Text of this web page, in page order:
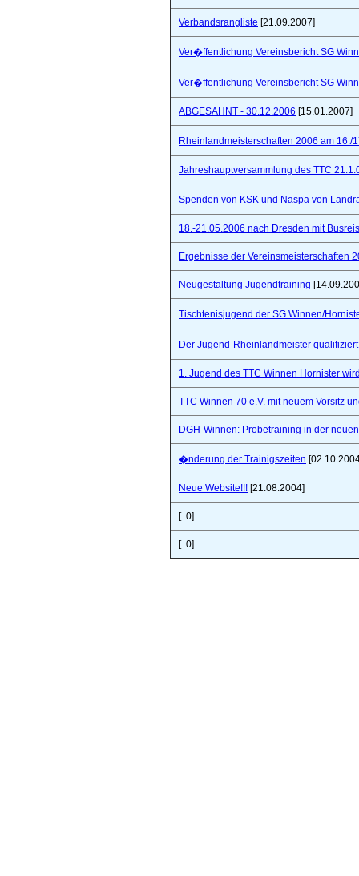
Verbandsrangliste [21.09.2007]
Ver�ffentlichung Vereinsbericht SG
Ver�ffentlichung Vereinsbericht SG
ABGESAHNT - 30.12.2006 [15.01.2007]
Rheinlandmeisterschaften 2006 am
Jahreshauptversammlung des TTC
Spenden von KSK und Naspa von
18.-21.05.2006 nach Dresden mit
Ergebnisse der Vereinsmeisterschaften
Neugestaltung Jugendtraining
Tischtenisjugend der SG Winnen/
Der Jugend-Rheinlandmeister
1. Jugend des TTC Winnen Hornister
TTC Winnen 70 e.V. mit neuem Vorsitz
DGH-Winnen: Probetraining in der
�nderung der Trainigszeiten
Neue Website!!! [21.08.2004]
[..0]
[..0]